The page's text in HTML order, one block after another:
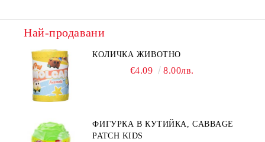
Най-продавани
КОЛИЧКА ЖИВОТНО
€4.09 8.00лв.
ФИГУРКА В КУТИЙКА, CABBAGE
PATCH KIDS